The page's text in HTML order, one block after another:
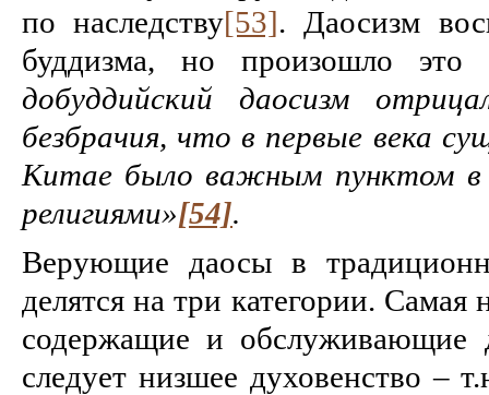
по наследству[53]. Даосизм
буддизма, но произошло
добуддийский даосизм
безбрачия, что в первые века
Китае было важным пунктом в
религиями»[54].
Верующие даосы в
делятся на три категории.
содержащие и обслуживающие
следует низшее духовенство –